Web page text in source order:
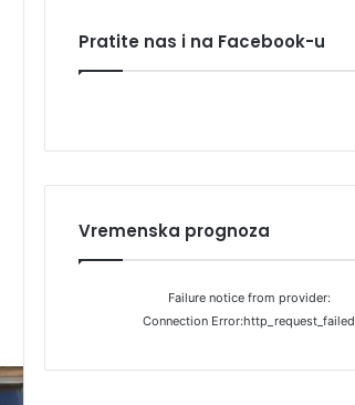
Pratite nas i na Facebook-u
Vremenska prognoza
Failure notice from provider:
Connection Error:http_request_failed